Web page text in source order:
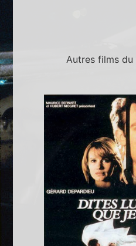
Autres films du